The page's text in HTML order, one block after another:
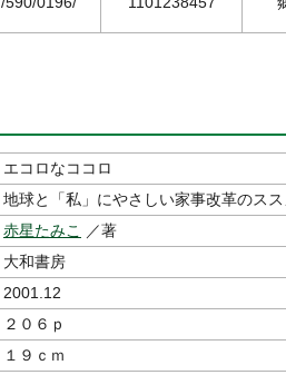
エコロなココロ
地球と「私」にやさしい家事改革のス
赤星たみこ
／著
大和書房
2001.12
２０６ｐ
１９ｃｍ